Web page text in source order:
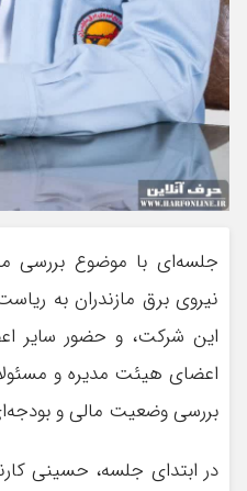
جلسه‌ای با موضوع بررسی
نیروی برق مازندران به
این شرکت، و حضور سایر
اعضای هیئت مدیره و
بررسی وضعیت مالی و
در ابتدای جلسه، حسینی